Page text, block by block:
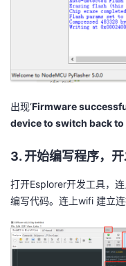
出现‘Firmware
device to switch back
3. 开始编写程序，
打开Esplorer开发工具，
编写代码。连上wifi 建立